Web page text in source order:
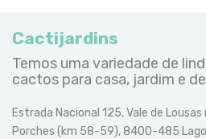
Cactijardins
Temos uma variedade de
cactos para casa, jardim e
Estrada Nacional 125, Vale de Lousas
Porches (km 58-59), 8400-485